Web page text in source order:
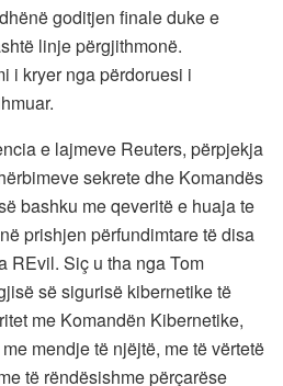
goditjen finale duke e
linje përgjithmonë.
i kryer nga përdoruesi i
e lajmeve Reuters, përpjekja
sekrete dhe Komandës
bashku me qeveritë e huaja te
prishjen përfundimtare të disa
REvil. Siç u tha nga Tom
së sigurisë kibernetike të
me Komandën Kibernetike,
mendje të njëjtë, me të vërtetë
të rëndësishme përçarëse